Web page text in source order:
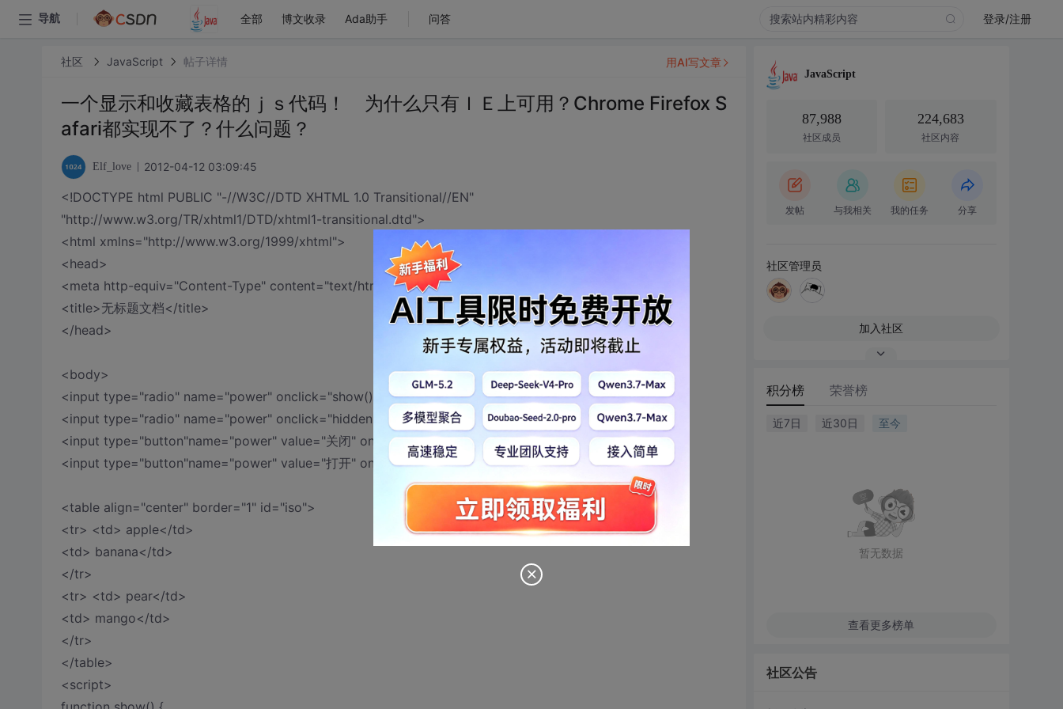
导航 全部 博文收录 Ada助手 问答 登录/注册
社区 JavaScript 帖子详情
一个显示和收藏表格的ｊｓ代码！ 为什么只有ＩＥ上可用？Chrome Firefox S
afari都实现不了？什么问题？
Elf_love 2012-04-12 03:09:45
<!DOCTYPE html PUBLIC "-//W3C//DTD XHTML 1.0 Transitional//EN"
"http://www.w3.org/TR/xhtml1/DTD/xhtml1-transitional.dtd">
<html xmlns="http://www.w3.org/1999/xhtml">
<head>
<meta http-equiv="Content-Type" content="text/html; charset=utf-8" />
<title>无标题文档</title>
</head>
<body>
<input type="radio" name="power" onclick="show()" checked/>ON
<input type="radio" name="power" onclick="hidden()" />OFF
<input type="button"name="power" value="关闭" onclick="hidden()"/>
<input type="button"name="power" value="打开" onclick="show()"/>
<table align="center" border="1" id="iso">
<tr> <td> apple</td>
<td> banana</td>
</tr>
<tr> <td> pear</td>
<td> mango</td>
</tr>
</table>
<script>
用AI写文章
JavaScript
87,988
社区成员
224,683
社区内容
发帖 与我相关 我的任务 分享
社区管理员
加入社区
积分榜 荣誉榜
近7日 近30日 至今
暂无数据
查看更多榜单
社区公告